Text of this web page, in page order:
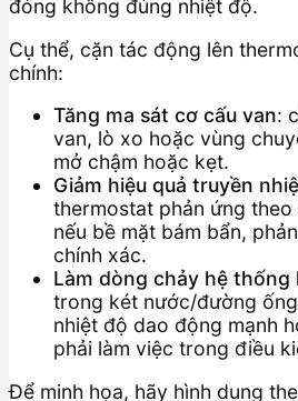
đóng không đúng nhiệt độ.
Cụ thể, cặn tác động lên
chính:
Tăng ma sát cơ cấu van:
van, lò xo hoặc vùng
mở chậm hoặc kẹt.
Giảm hiệu quả truyền
thermostat phản ứng
nếu bề mặt bám bẩn,
chính xác.
Làm dòng chảy hệ thống
trong két nước/đường
nhiệt độ dao động mạnh
phải làm việc trong điều
Để minh họa, hãy hình dung